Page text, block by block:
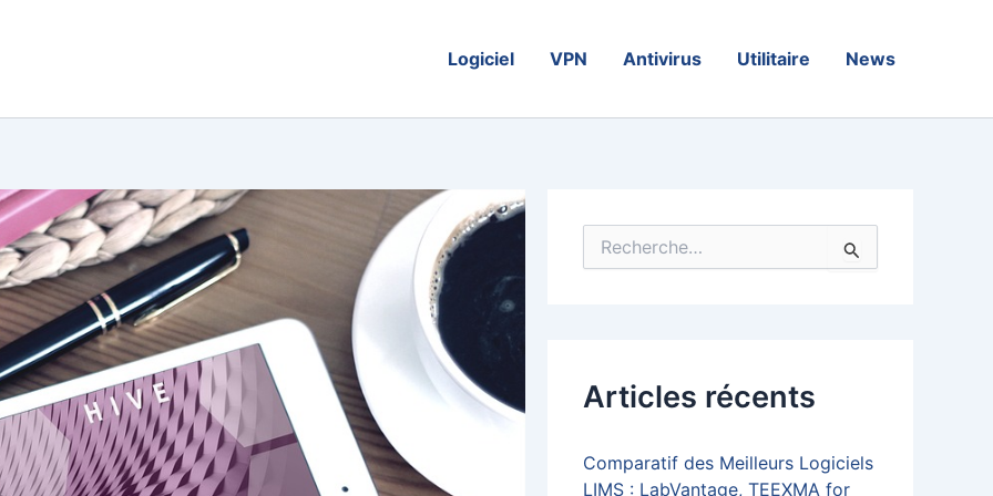
Logiciel VPN Antivirus Utilitaire News
h
e
Articles récents
Comparatif des Meilleurs Logiciels
LIMS : LabVantage, TEEXMA for